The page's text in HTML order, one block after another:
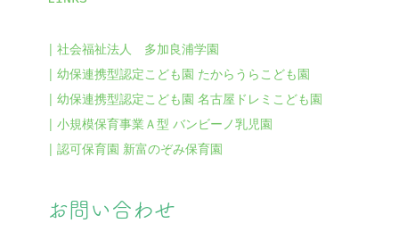
社会福祉法人 多加良浦学園
幼保連携型認定こども園 たからうらこども園
幼保連携型認定こども園 名古屋ドレミこども園
小規模保育事業Ａ型 バンビーノ乳児園
認可保育園 新富のぞみ保育園
お問い合わせ